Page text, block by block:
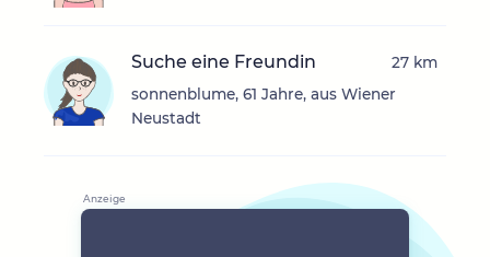
Suche eine Freundin
sonnenblume, 61 Jahre, aus Wiener
Neustadt
27 km